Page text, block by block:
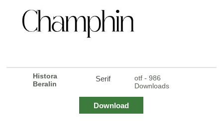
Histora
Beralin
Serif
otf - 986
Downloads
Download